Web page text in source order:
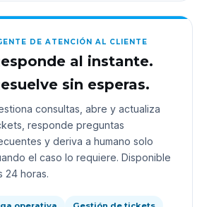
DE ATENCIÓN AL CLIENTE
al instante.
sin esperas.
consultas, abre y actualiza
responde preguntas
y deriva a humano solo
el caso lo requiere. Disponible
24 horas.